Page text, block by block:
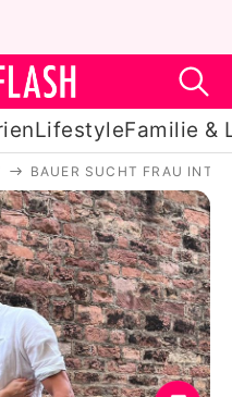
LifestyleFamilie &
Liebe
BAUER SUCHT FRAU